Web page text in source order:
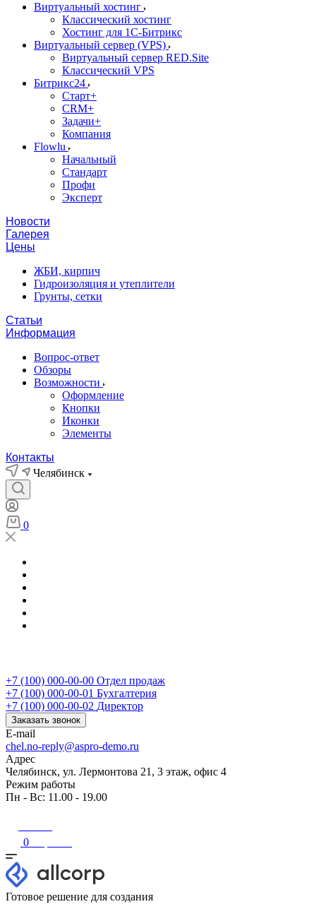
Виртуальный хостинг
Классический хостинг
Хостинг для 1С-Битрикс
Виртуальный сервер (VPS)
Виртуальный сервер RED.Site
Классический VPS
Битрикс24
Старт+
CRM+
Задачи+
Компания
Flowlu
Начальный
Стандарт
Профи
Эксперт
Новости
Галерея
Цены
ЖБИ, кирпич
Гидроизоляция и утеплители
Грунты, сетки
Статьи
Информация
Вопрос-ответ
Обзоры
Возможности
Оформление
Кнопки
Иконки
Элементы
Контакты
Челябинск
0
+7 (100) 000-00-00 Отдел продаж
+7 (100) 000-00-01 Бухгалтерия
+7 (100) 000-00-02 Директор
Заказать звонок
E-mail
chel.no-reply@aspro-demo.ru
Адрес
Челябинск, ул. Лермонтова 21, 3 этаж, офис 4
Режим работы
Пн - Вс: 11.00 - 19.00
0
Готовое решение для создания